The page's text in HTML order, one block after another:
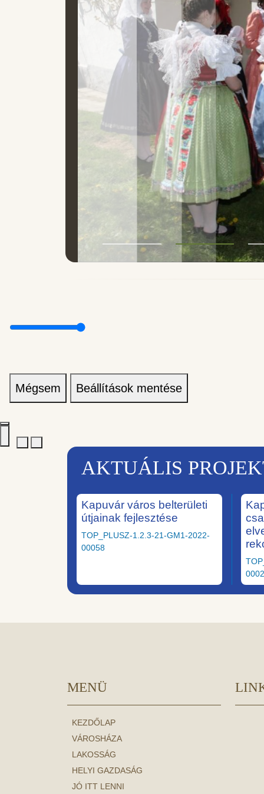
Mégsem Beállítások mentése
AKTUÁLIS
Kapuvár város belterületi
útjainak fejlesztése
TOP_PLUSZ-1.2.3-21-GM1-2022-
00058
MENÜ
KEZDŐLAP
VÁROSHÁZA
LAKOSSÁG
HELYI GAZDASÁG
JÓ ITT LENNI